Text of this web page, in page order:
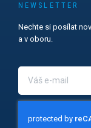
NEWSLETTER
Nechte si posílat
a v oboru.